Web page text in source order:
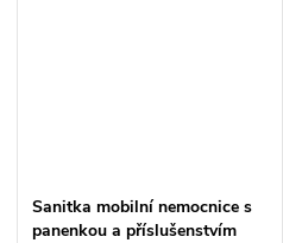
Sanitka mobilní nemocnice s
panenkou a příslušenstvím